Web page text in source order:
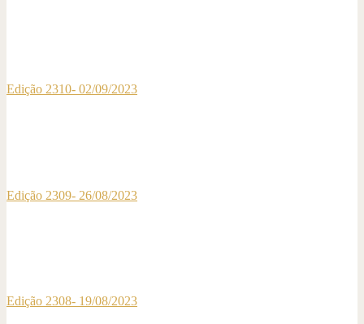
Edição 2310- 02/09/2023
Edição 2309- 26/08/2023
Edição 2308- 19/08/2023